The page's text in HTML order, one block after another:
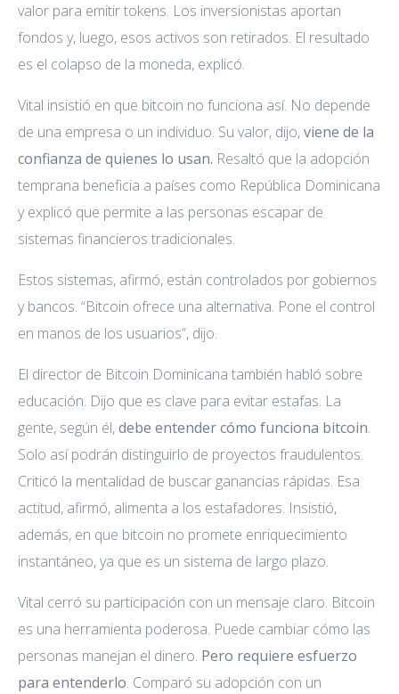
valor para emitir tokens. Los inversionistas aportan
fondos y, luego, esos activos son retirados. El resultado
es el colapso de la moneda, explicó.
Vital insistió en que bitcoin no funciona así. No depende
de una empresa o un individuo. Su valor, dijo,viene de la
confianza de quienes lo usan. Resaltó que la adopción
temprana beneficia a países como República Dominicana
y explicó que permite a las personas escapar de
sistemas financieros tradicionales.
Estos sistemas, afirmó, están controlados por gobiernos
y bancos. “Bitcoin ofrece una alternativa. Pone el control
en manos de los usuarios”, dijo.
El director de Bitcoin Dominicana también habló sobre
educación. Dijo que es clave para evitar estafas. La
gente, según él,debe entender cómo funciona bitcoin.
Solo así podrán distinguirlo de proyectos fraudulentos.
Criticó la mentalidad de buscar ganancias rápidas. Esa
actitud, afirmó, alimenta a los estafadores. Insistió,
además, en que bitcoin no promete enriquecimiento
instantáneo, ya que es un sistema de largo plazo.
Vital cerró su participación con un mensaje claro. Bitcoin
es una herramienta poderosa. Puede cambiar cómo las
personas manejan el dinero. Pero requiere esfuerzo
para entenderlo. Comparó su adopción con un